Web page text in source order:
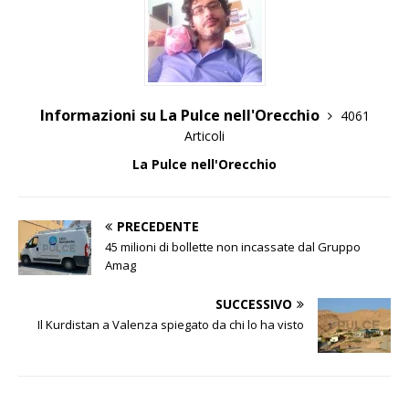
Informazioni su La Pulce nell'Orecchio
4061
Articoli
La Pulce nell'Orecchio
PRECEDENTE
45 milioni di bollette non incassate dal Gruppo
Amag
SUCCESSIVO
Il Kurdistan a Valenza spiegato da chi lo ha visto